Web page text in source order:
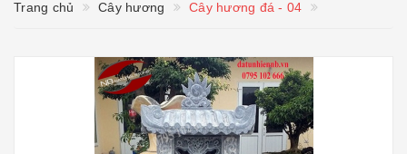
Trang chủ Cây hương Cây hương đá - 04